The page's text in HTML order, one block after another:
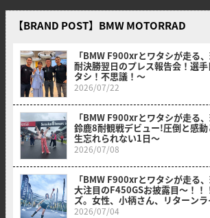
【BRAND POST】BMW MOTORRAD
「BMW F900xrとワタシが走る
耐決勝翌日のプレス報告会！選
タシ！不思議！〜
2026/07/22
「BMW F900xrとワタシが走る
鈴鹿8耐観戦デビュー!圧倒と感
生忘れられない1日〜
2026/07/08
「BMW F900xrとワタシが走る
大注目のF450GSお披露目～！！
ズ。女性、小柄さん、リターン
のおかげでスイスイ乗れそうだ？
2026/07/04